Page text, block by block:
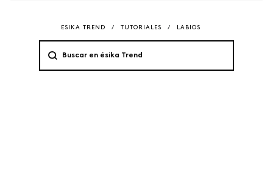
ESIKA TREND / TUTORIALES / LABIOS